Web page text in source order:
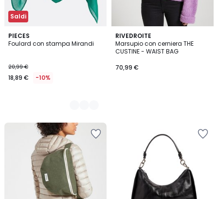
Saldi
PIECES
Foulard con stampa Mirandi
20,99 €
18,89 € -10%
2
Colori
RIVEDROITE
Marsupio con cerniera THE
CUSTINE - WAIST BAG
70,99 €